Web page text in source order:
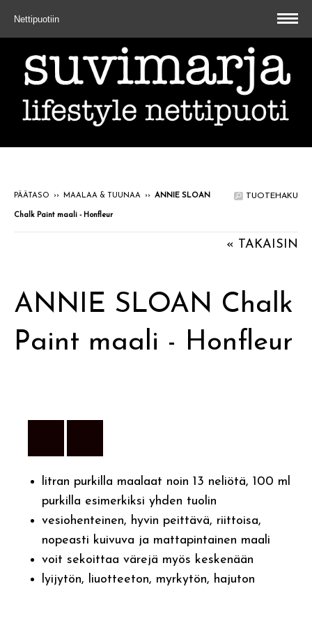
Nettipuotiin
TUOTEHAKU
PÄÄTASO ›› MAALAA & TUUNAA ›› ANNIE SLOAN
Chalk Paint maali - Honfleur
« TAKAISIN
ANNIE SLOAN Chalk
Paint maali - Honfleur
litran purkilla maalaat noin 13 neliötä, 100 ml
purkilla esimerkiksi yhden tuolin
vesiohenteinen, hyvin peittävä, riittoisa,
nopeasti kuivuva ja mattapintainen maali
voit sekoittaa värejä myös keskenään
lyijytön, liuotteeton, myrkytön, hajuton